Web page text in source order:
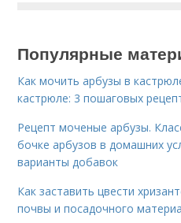
Популярные
Как мочить арбузы в
кастрюле: 3 пошаговых
Рецепт моченые арбузы.
бочке арбузов в домашних
варианты добавок
Как заставить цвести
почвы и посадочного